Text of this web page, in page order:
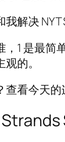
解决
，1 是最简
的。
看今天的